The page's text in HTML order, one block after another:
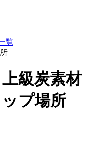
覧
級炭素材
プ場所